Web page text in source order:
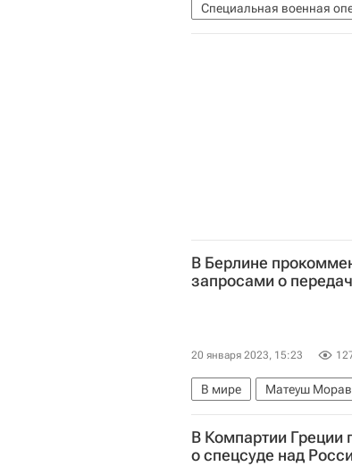
Специальная военная
Киевский городской
В Берлине
запросами о
20 января 2023, 15:23
В мире Матеуш
В Компартии
о спецсуде над